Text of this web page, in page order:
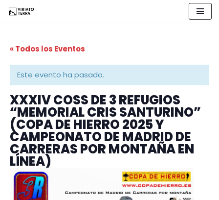
contenido
« Todos los Eventos
Este evento ha pasado.
XXXIV COSS DE 3 REFUGIOS
“MEMORIAL CRIS SANTURINO”
(COPA DE HIERRO 2025 Y
CAMPEONATO DE MADRID DE
CARRERAS POR MONTAÑA EN
LÍNEA)